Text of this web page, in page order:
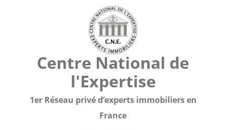
Centre National de
l'Expertise
1er Réseau privé d’experts immobiliers en
France